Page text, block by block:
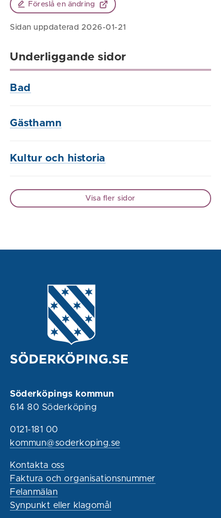
Föreslå en ändring
Sidan uppdaterad 2026-01-21
Underliggande sidor
Bad
Gästhamn
Kultur och historia
Visa fler sidor
Söderköpings kommun
614 80 Söderköping
0121-181 00
kommun@soderkoping.se
Kontakta oss
Faktura och organisationsnummer
Felanmälan
Synpunkt eller klagomål